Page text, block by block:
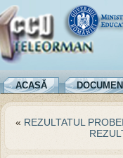
ACASĂ
« REZULTATUL